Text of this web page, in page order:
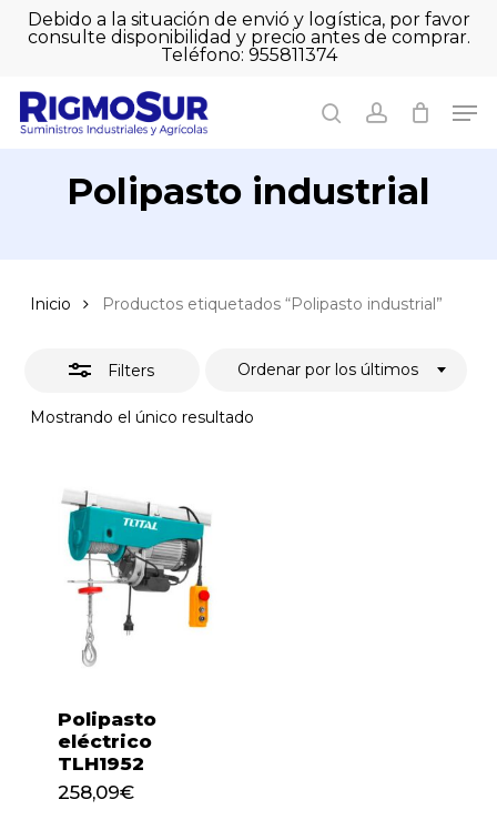
SkipDebido a la situación de envió y logística, por favor
consulte disponibilidad y precio antes de comprar.
Teléfono: 955811374
searchaccount
Cart Close
Polipasto industrial
Inicio Productos etiquetados “Polipasto industrial”
Filters
Mostrando el único resultado
Ordenar por los últimos
Close
Polipasto
eléctrico
TLH1952
258,09€
258,09